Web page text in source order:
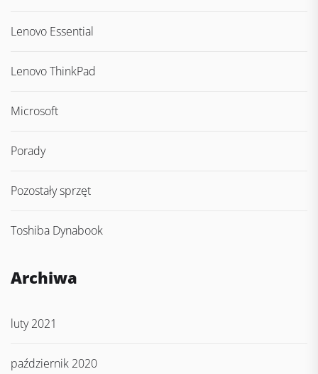
Lenovo Essential
Lenovo ThinkPad
Microsoft
Porady
Pozostały sprzęt
Toshiba Dynabook
Archiwa
luty 2021
październik 2020